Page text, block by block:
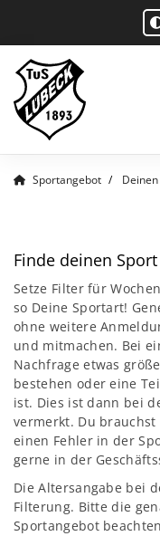
Sportangebot
Finde deinen Sport
Setze Filter für
so Deine Sportart!
ohne weitere
und mitmachen. Bei
Nachfrage etwas
bestehen oder eine
ist. Dies ist dann bei
vermerkt. Du
einen Fehler in der
gerne in der
Die Altersangabe bei
Filterung. Bitte die
Sportangebot